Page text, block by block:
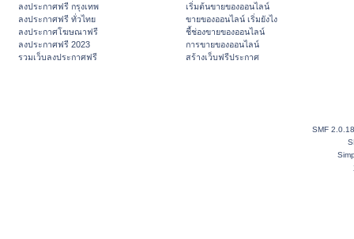
ลงประกาศฟรี กรุงเทพ
ลงประกาศฟรี ทั่วไทย
ลงประกาศโฆษณาฟรี
ลงประกาศฟรี 2023
รวมเว็บลงประกาศฟรี
เริ่มต้นขายของออนไลน์
ขายของออนไลน์ เริ่มยังไง
ชี้ช่องขายของออนไลน์
การขายของออนไลน์
สร้างเว็บฟรีประกาศ
SMF 2.0.18